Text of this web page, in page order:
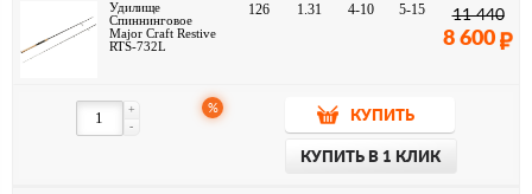
Удилище
Спиннинговое
Major Craft Restive
RTS-732L
126 1.31 4-10 5-15 11 440
8 600
-
+ %
КУПИТЬ
КУПИТЬ В 1 КЛИК